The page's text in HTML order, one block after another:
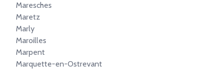
Maresches
Maretz
Marly
Maroilles
Marpent
Marquette-en-Ostrevant